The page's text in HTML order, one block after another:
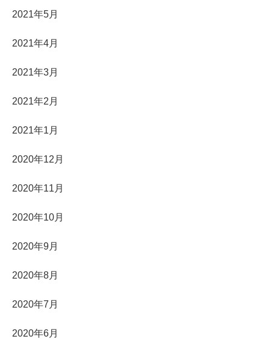
2021年5月
2021年4月
2021年3月
2021年2月
2021年1月
2020年12月
2020年11月
2020年10月
2020年9月
2020年8月
2020年7月
2020年6月